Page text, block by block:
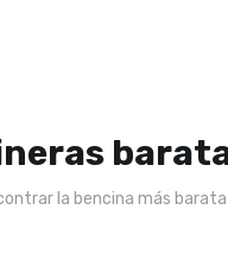
la bencina más